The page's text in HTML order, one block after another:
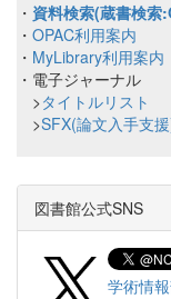
・ 資料検索(蔵書検索
・ OPAC利用案内
・ MyLibrary利用案内
・電子ジャーナル
>タイトルリスト
>SFX(論文入手支
図書館公式SNS
学術情